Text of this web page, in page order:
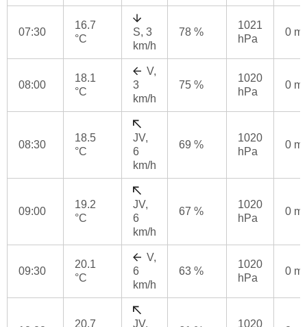
07:30
16.7
°C
S, 3
km/h
78 %
1021
hPa
0
08:00
18.1
°C
V,
3
km/h
75 %
1020
hPa
0
08:30
18.5
°C
JV,
6
km/h
69 %
1020
hPa
0
09:00
19.2
°C
JV,
6
km/h
67 %
1020
hPa
0
09:30
20.1
°C
V,
6
km/h
63 %
1020
hPa
0
20.7
JV,
1020